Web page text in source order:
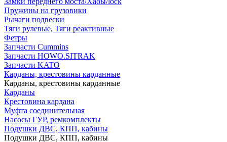
Пружины на грузовики
Рычаги подвески
Тяги рулевые, Тяги реактивные
Фетры
Запчасти Cummins
Запчасти HOWO.SITRAK
Запчасти KATO
Карданы, крестовины карданные
Карданы, крестовины карданные
Карданы
Крестовина кардана
Муфта соединительная
Насосы ГУР, ремкомплекты
Подушки ДВС, КПП, кабины
Подушки ДВС, КПП, кабины